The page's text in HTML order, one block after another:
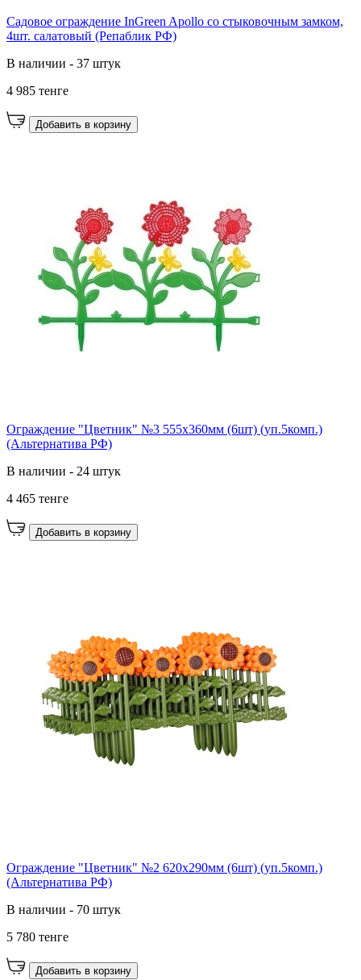
Садовое ограждение InGreen Apollo со стыковочным замком,
4шт. салатовый (Репаблик РФ)
В наличии - 37 штук
4 985 тенге
Добавить в корзину
Ограждение "Цветник" №3 555х360мм (6шт) (уп.5комп.)
(Альтернатива РФ)
В наличии - 24 штук
4 465 тенге
Добавить в корзину
Ограждение "Цветник" №2 620х290мм (6шт) (уп.5комп.)
(Альтернатива РФ)
В наличии - 70 штук
5 780 тенге
Добавить в корзину